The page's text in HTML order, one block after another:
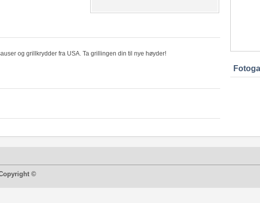
og grillkrydder fra USA. Ta grillingen din til nye høyder!
©